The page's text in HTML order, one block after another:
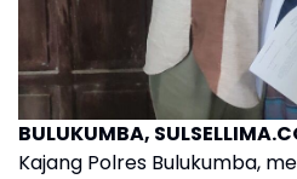
BULUKUMBA,
Kajang Polres Bulukumba,